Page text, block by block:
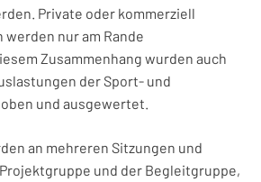
Private oder kommerziell
nur am Rande
Zusammenhang wurden auch
der Sport- und
und ausgewertet.
an mehreren Sitzungen und
und der Begleitgruppe,